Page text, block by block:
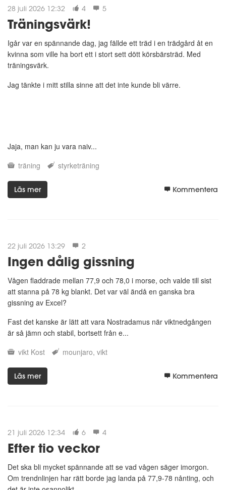
28 juli 2026 12:32 4 5
Träningsvärk!
Igår var en spännande dag, jag fällde ett träd i en trädgård åt en
kvinna som ville ha bort ett i stort sett dött körsbärsträd. Med
träningsvärk.
Jag tänkte i mitt stilla sinne att det inte kunde bli värre.
Jaja, man kan ju vara naiv...
träning
styrketräning
Läs mer Kommentera
22 juli 2026 13:29 2
Ingen dålig gissning
Vågen fladdrade mellan 77,9 och 78,0 i morse, och valde till sist
att stanna på 78 kg blankt. Det var väl ändå en ganska bra
gissning av Excel?
Fast det kanske är lätt att vara Nostradamus när viktnedgången
är så jämn och stabil, bortsett från e...
vikt Kost mounjaro vikt
Läs mer Kommentera
21 juli 2026 12:34 6 4
Efter tio veckor
Det ska bli mycket spännande att se vad vågen säger imorgon.
Om trendnlinjen har rätt borde jag landa på 77,9-78 nånting, och